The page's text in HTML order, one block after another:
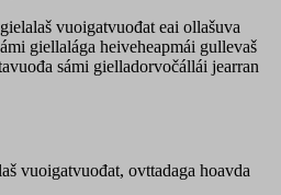
vuoigatvuođat eai ollašuva
giellalága heiveheapmái gullevaš
sámi gielladorvočállái jearran
vuoigatvuođat, ovttadaga hoavda